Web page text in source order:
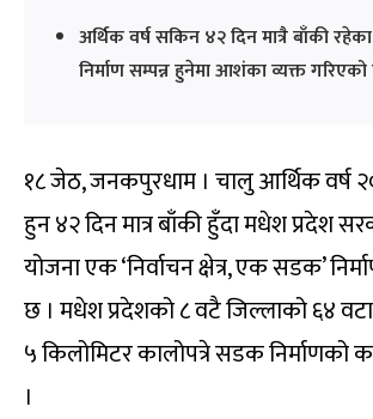
अर्थिक वर्ष सकिन ४२ दिन मात्रै बाँकी
निर्माण सम्पन्न हुनेमा आशंका व्यक्त
१८ जेठ, जनकपुरधाम । चालु आर्थिक वर्ष
हुन ४२ दिन मात्र बाँकी हुँदा मधेश प्रदेश
योजना एक ‘निर्वाचन क्षेत्र, एक सडक’
छ । मधेश प्रदेशको ८ वटै जिल्लाको ६४ वटा
५ किलोमिटर कालोपत्रे सडक निर्माणको
।